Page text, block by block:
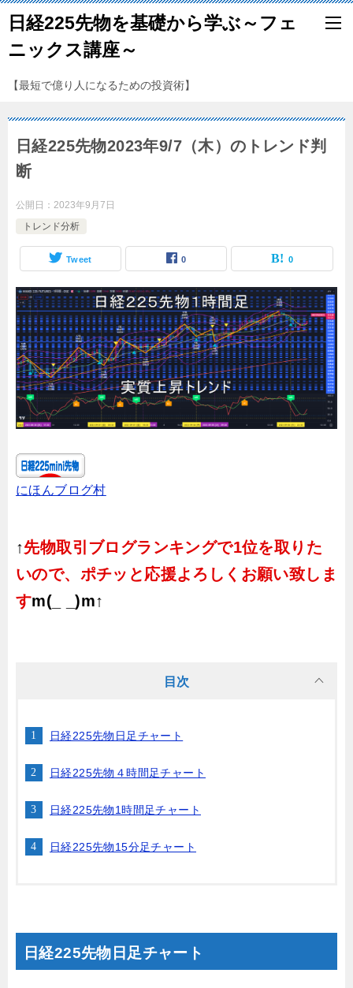
日経225先物を基礎から学ぶ～フェ
ニックス講座～
【最短で億り人になるための投資術】
日経225先物2023年9/7（木）のトレンド判
断
公開日： 2023年9月7日
トレンド分析
Tweet 0 0
にほんブログ村
↑先物取引ブログランキングで1位を取りた
いので、ポチッと応援よろしくお願い致しま
すm(_ _)m↑
目次
日経225先物日足チャート
日経225先物４時間足チャート
日経225先物1時間足チャート
日経225先物15分足チャート
日経225先物日足チャート